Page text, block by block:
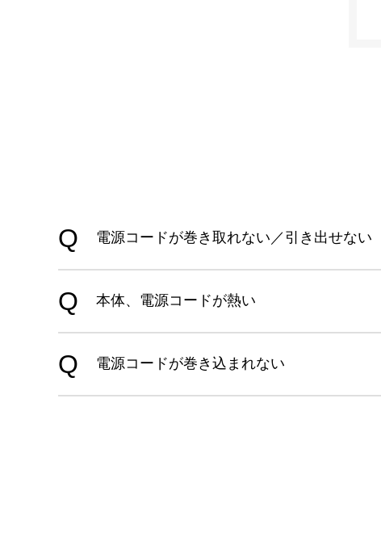
電源コードが巻き取れない／引き出せない
本体、電源コードが熱い
電源コードが巻き込まれない